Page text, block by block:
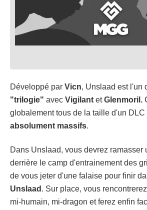
Développé par Vicn, Unslaad est l'un
"trilogie" avec Vigilant etGlenmoril.
globalement tous de la taille d'un DLC
absolument massifs.
Dans Unslaad, vous devrez ramasser
derrière le camp d'entrainement des
de vous jeter d'une falaise pour finir
Unslaad . Sur place, vous
mi-humain, mi-dragon et ferez enfin